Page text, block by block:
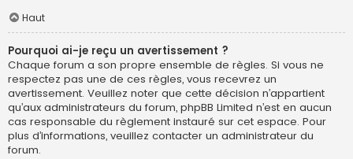
Haut
Pourquoi ai-je reçu un avertissement ?
Chaque forum a son propre ensemble de règles. Si vous ne
respectez pas une de ces règles, vous recevrez un
avertissement. Veuillez noter que cette décision n’appartient
qu’aux administrateurs du forum, phpBB Limited n’est en aucun
cas responsable du règlement instauré sur cet espace. Pour
plus d’informations, veuillez contacter un administrateur du
forum.